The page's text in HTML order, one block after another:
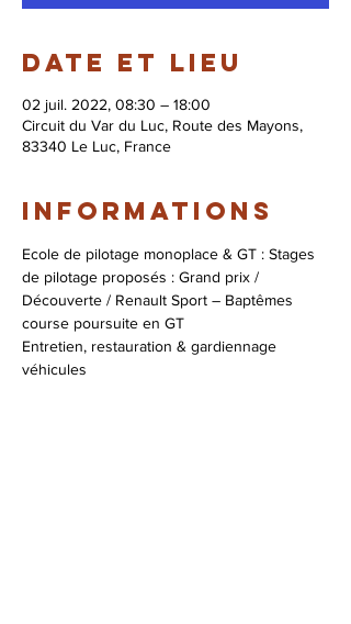
Date et lieu
02 juil. 2022, 08:30 – 18:00
Circuit du Var du Luc, Route des Mayons,
83340 Le Luc, France
Informations
Ecole de pilotage monoplace & GT : Stages
de pilotage proposés : Grand prix /
Découverte / Renault Sport – Baptêmes
course poursuite en GT
Entretien, restauration & gardiennage
véhicules